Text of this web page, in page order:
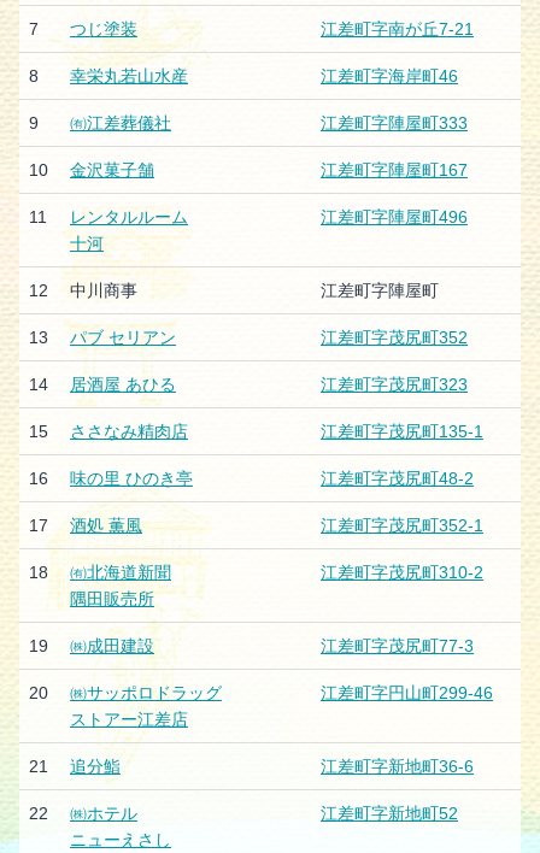
7 つじ塗装 江差町字南が丘7-21
8 幸栄丸若山水産 江差町字海岸町46
9 ㈲江差葬儀社 江差町字陣屋町333
10 金沢菓子舗 江差町字陣屋町167
11
レンタルルーム
十河
江差町字陣屋町496
12 中川商事 江差町字陣屋町
13 パブ セリアン 江差町字茂尻町352
14 居酒屋 あひる 江差町字茂尻町323
15 ささなみ精肉店 江差町字茂尻町135-1
16 味の里 ひのき亭 江差町字茂尻町48-2
17 酒処 薫風 江差町字茂尻町352-1
18
㈲北海道新聞
隅田販売所
江差町字茂尻町310-2
19 ㈱成田建設 江差町字茂尻町77-3
20
㈱サッポロドラッグ
ストアー江差店
江差町字円山町299-46
21 追分鮨 江差町字新地町36-6
22
㈱ホテル
ニューえさし
江差町字新地町52